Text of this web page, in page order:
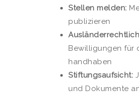
Stellen melden:
publizieren
Bewilligungen für
handhaben
Stiftungsaufsicht:
und Dokumente